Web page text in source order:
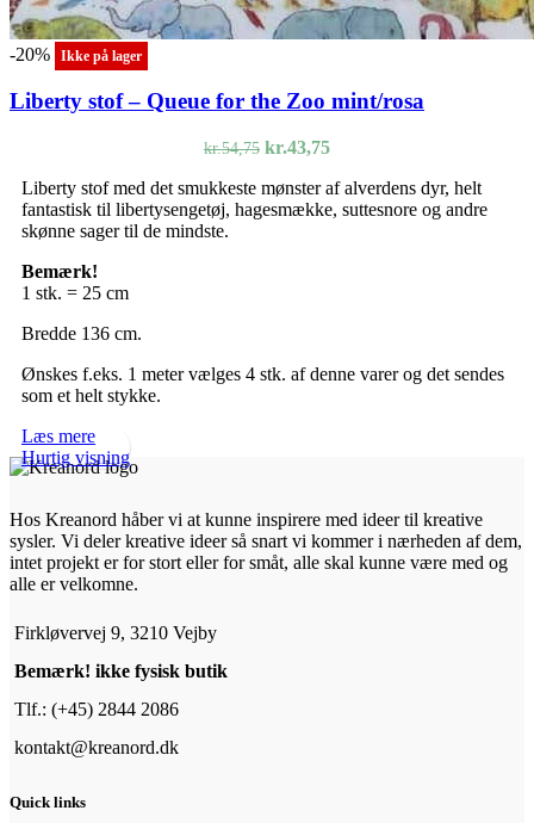
-20% Ikke på lager
Liberty stof – Queue for the Zoo mint/rosa
kr.54,75 Den
pris
var:
kr.43,75Den
pris
er:
Liberty stof med det smukkeste mønster af alverdens dyr, helt
fantastisk til libertysengetøj, hagesmække, suttesnore og andre
skønne sager til de mindste.
Bemærk!
1 stk. = 25 cm
Bredde 136 cm.
Ønskes f.eks. 1 meter vælges 4 stk. af denne varer og det sendes
som et helt stykke.
Læs mere
Hurtig visning
Hos Kreanord håber vi at kunne inspirere med ideer til kreative
sysler. Vi deler kreative ideer så snart vi kommer i nærheden af dem,
intet projekt er for stort eller for småt, alle skal kunne være med og
alle er velkomne.
Firkløvervej 9, 3210 Vejby
Bemærk! ikke fysisk butik
Tlf.: (+45) 2844 2086
kontakt@kreanord.dk
Quick links